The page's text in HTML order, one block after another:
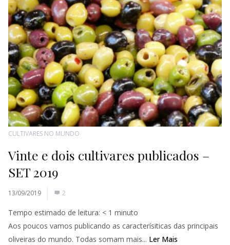
CULTIVARES NO MUNDO
Vinte e dois cultivares publicados –
SET 2019
13/09/2019 2
Tempo estimado de leitura: < 1 minuto
Aos poucos vamos publicando as caracterísiticas das principais
oliveiras do mundo. Todas somam mais... Ler Mais